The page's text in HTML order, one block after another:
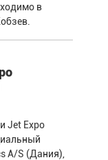
в
Jet Expo
A/S (Дания),